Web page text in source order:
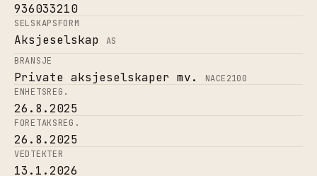
936033210
SELSKAPSFORM
Aksjeselskap
AS
BRANSJE
Private aksjeselskaper mv. NACE2100
ENHETSREG.
26.8.2025
FORETAKSREG.
26.8.2025
VEDTEKTER
13.1.2026